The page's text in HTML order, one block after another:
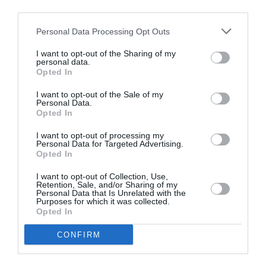
Personal Data Processing Opt Outs
I want to opt-out of the Sharing of my
personal data.
Opted In
I want to opt-out of the Sale of my
Personal Data.
Opted In
I want to opt-out of processing my
Personal Data for Targeted Advertising.
Opted In
I want to opt-out of Collection, Use,
Retention, Sale, and/or Sharing of my
Personal Data that Is Unrelated with the
Purposes for which it was collected.
Opted In
CONFIRM
combustibil în Italia. Cu toate acestea, aceste prețuri
ridicate la combustibil sunt, de asemenea, legate de
numărul de vehicule. Datele furnizate de Banca
Mondială au pus numărul de mașini în țară la 682 la
STIRI ITALIA
Articolul anterior
Lukașenko dezvăluie planurile lui Putin:
Următorul articol
Italia, moldoveni înjunghiați de un
ucrainean, dispută despre războiul început
de Rusia